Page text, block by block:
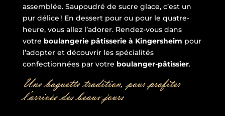
assemblée. Saupoudré de sucre glace, c’est un
pur délice ! En dessert pour ou pour le quatre-
heure, vous allez l’adorer. Rendez-vous dans
votre boulangerie pâtisserie à Kingersheim pour
l’adopter et découvrir les spécialités
confectionnées par votre boulanger-pâtissier.
Une baguette tradition, pour profiter
l’arrivée des beaux jours